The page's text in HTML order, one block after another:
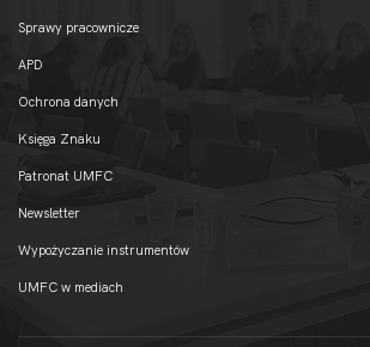
Sprawy pracownicze
APD
Ochrona danych
Księga Znaku
Patronat UMFC
Newsletter
Wypożyczanie instrumentów
UMFC w mediach